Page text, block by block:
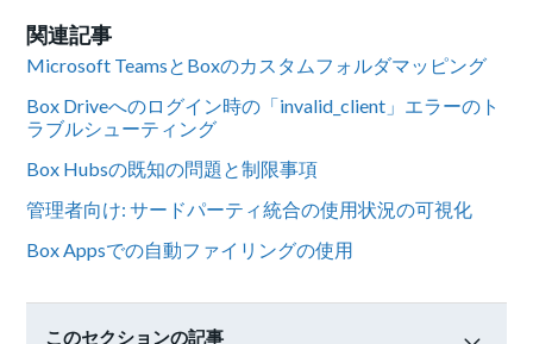
関連記事
Microsoft TeamsとBoxのカスタムフォルダマッピング
Box Driveへのログイン時の「invalid_client」エラーのト
ラブルシューティング
Box Hubsの既知の問題と制限事項
管理者向け: サードパーティ統合の使用状況の可視化
Box Appsでの自動ファイリングの使用
このセクションの記事